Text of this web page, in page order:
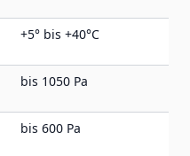
+5° bis +40°C
bis 1050 Pa
bis 600 Pa